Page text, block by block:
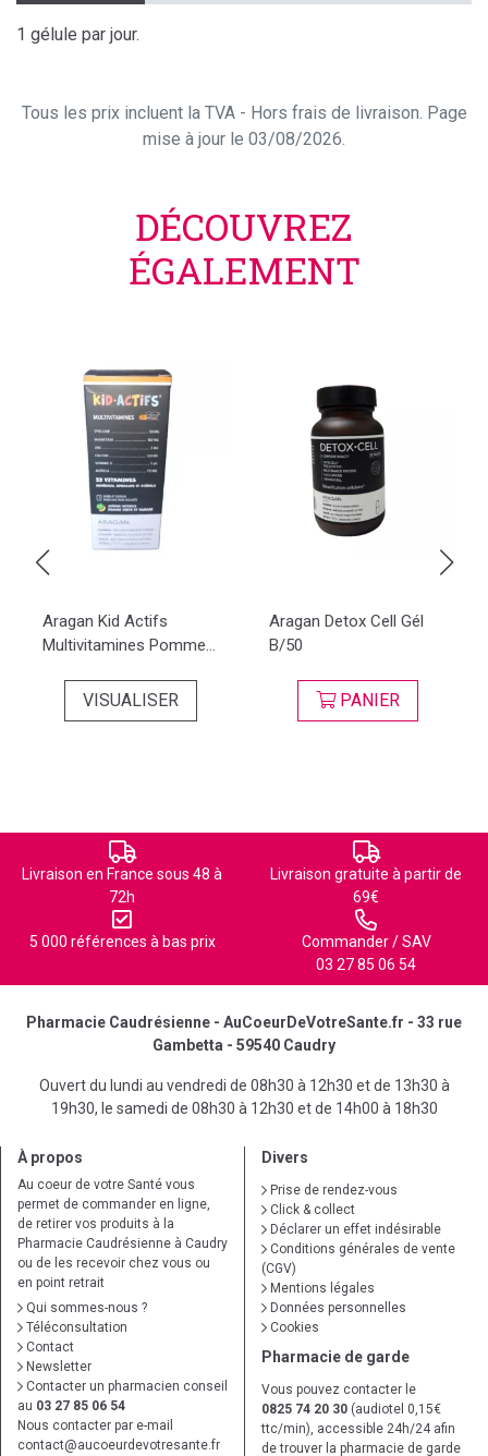
1 gélule par jour.
Tous les prix incluent la TVA - Hors frais de livraison. Page
mise à jour le 03/08/2026.
DÉCOUVREZ
ÉGALEMENT
Aragan Kid Actifs
Multivitamines Pomme...
VISUALISER
Aragan Detox Cell Gél
B/50
PANIER
Livraison en France sous 48 à
72h
Livraison gratuite à partir de
69€
5 000 références à bas prix
Commander / SAV
03 27 85 06 54
Pharmacie Caudrésienne - AuCoeurDeVotreSante.fr - 33 rue
Gambetta - 59540 Caudry
Ouvert du lundi au vendredi de 08h30 à 12h30 et de 13h30 à
19h30, le samedi de 08h30 à 12h30 et de 14h00 à 18h30
À propos
Au coeur de votre Santé vous
permet de commander en ligne,
de retirer vos produits à la
Pharmacie Caudrésienne à Caudry
ou de les recevoir chez vous ou
en point retrait
Qui sommes-nous ?
Téléconsultation
Contact
Newsletter
Contacter un pharmacien conseil
au 03 27 85 06 54
Nous contacter par e-mail
contact@aucoeurdevotresante.fr
Divers
Prise de rendez-vous
Click & collect
Déclarer un effet indésirable
Conditions générales de vente
(CGV)
Mentions légales
Données personnelles
Cookies
Pharmacie de garde
Vous pouvez contacter le
0825 74 20 30 (audiotel 0,15€
ttc/min), accessible 24h/24 afin
de trouver la pharmacie de garde